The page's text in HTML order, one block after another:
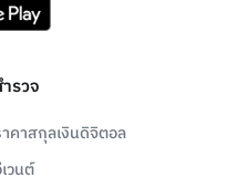
รวจ
คาสกุลเงินดิจิตอล
วนต์